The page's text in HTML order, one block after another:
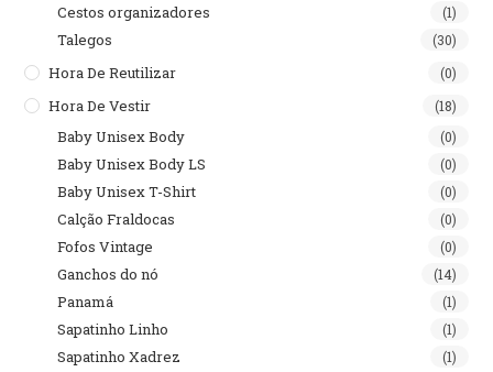
Cestos organizadores (1)
Talegos (30)
Hora De Reutilizar (0)
Hora De Vestir (18)
Baby Unisex Body (0)
Baby Unisex Body LS (0)
Baby Unisex T-Shirt (0)
Calção Fraldocas (0)
Fofos Vintage (0)
Ganchos do nó (14)
Panamá (1)
Sapatinho Linho (1)
Sapatinho Xadrez (1)